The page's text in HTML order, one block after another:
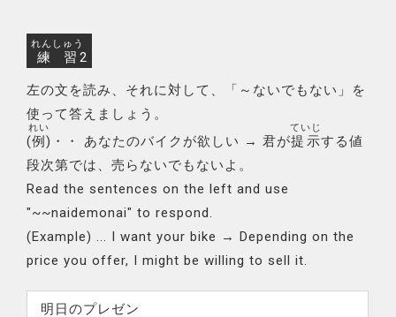
練習
れんしゅう
2
左の文を読み、それに対して、「～ないでもない」を
使って答えましょう。
(例
れい
)・・ あなたのバイクが欲しい → 君が提示
ていじ
する値
段次第では、売らないでもないよ。
Read the sentences on the left and use
"~~naidemonai" to respond.
(Example) ... I want your bike → Depending on the
price you offer, I might be willing to sell it.
明日のプレゼン